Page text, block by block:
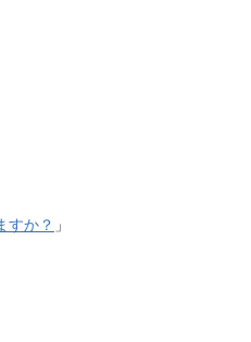
すか？ 」